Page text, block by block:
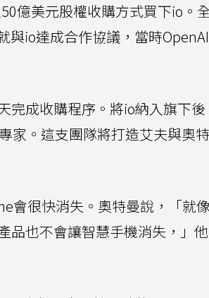
億美元股權收購方式買下io。
與io達成合作協議，當時
完成收購程序。將io納入旗下
家。這支團隊將打造艾夫與奧
會很快消失。奧特曼說，「就
品也不會讓智慧手機消失，」